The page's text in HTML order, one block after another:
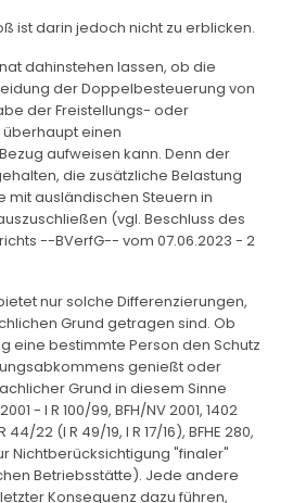
ist darin jedoch nicht zu erblicken.
dahinstehen lassen, ob die
der Doppelbesteuerung von
der Freistellungs- oder
einen
aufweisen kann. Denn der
die zusätzliche Belastung
mit ausländischen Steuern in
(vgl. Beschluss des
--BVerfG-- vom 07.06.2023 - 2
nur solche Differenzierungen,
Grund getragen sind. Ob
eine bestimmte Person den Schutz
genießt oder
Grund in diesem Sinne
- I R 100/99, BFH/NV 2001, 1402
22 (I R 49/19, I R 17/16), BFHE 280,
Nichtberücksichtigung "finaler"
Betriebsstätte). Jede andere
Konsequenz dazu führen,